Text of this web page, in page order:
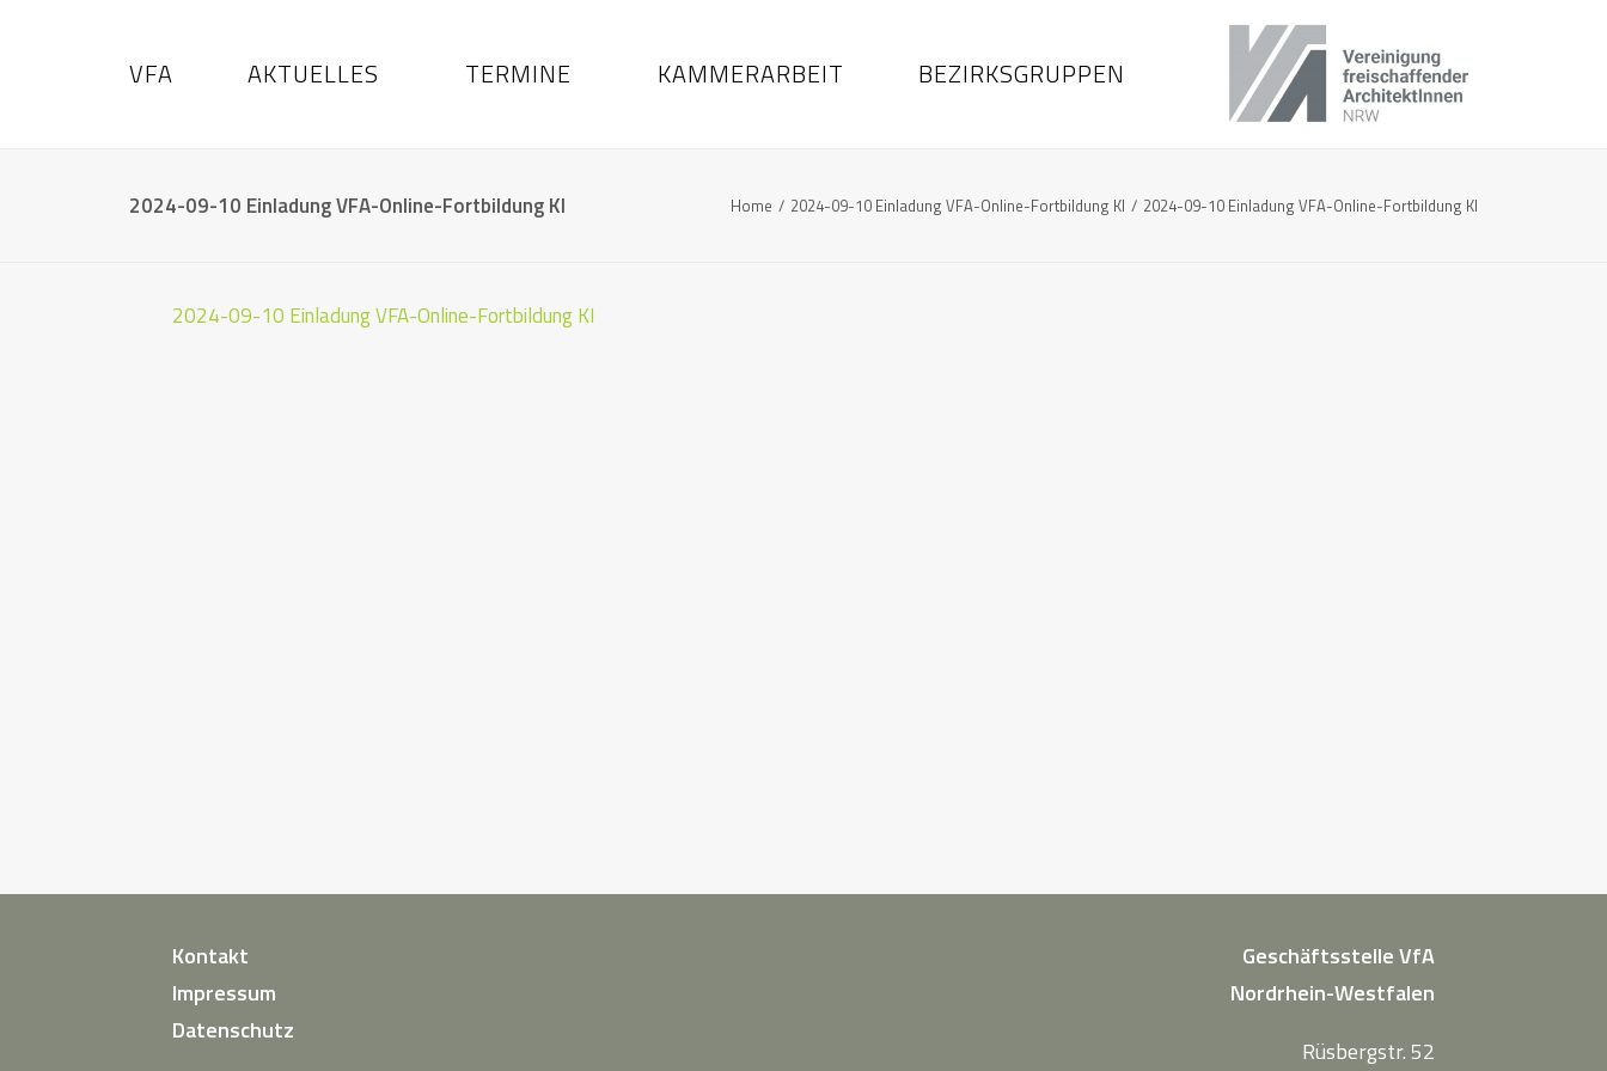
VFA AKTUELLES TERMINE KAMMERARBEIT BEZIRKSGRUPPEN
2024-09-10 Einladung VFA-Online-Fortbildung KI Home 2024-09-10 Einladung VFA-Online-Fortbildung KI 2024-09-10 Einladung VFA-Online-Fortbildung KI
2024-09-10 Einladung VFA-Online-Fortbildung KI
Kontakt
Impressum
Datenschutz
Geschäftsstelle VfA
Nordrhein-Westfalen
Rüsbergstr. 52